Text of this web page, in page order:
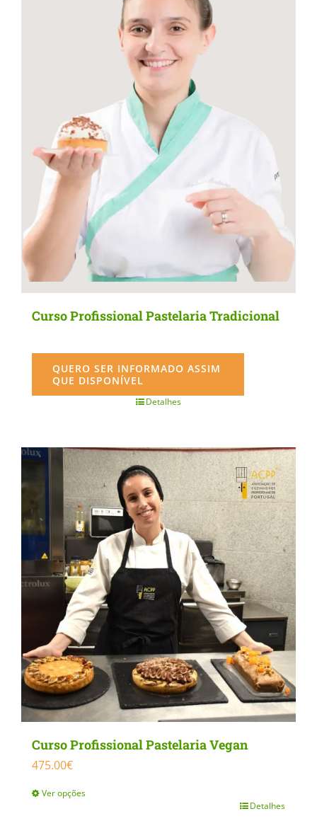
Curso Profissional Pastelaria Tradicional
QUERO SER INFORMADO ASSIM
QUE DISPONÍVEL
Detalhes
Curso Profissional Pastelaria Vegan
475.00€
Ver opções
Detalhes